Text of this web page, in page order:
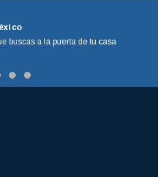
buscas a la puerta de tu casa